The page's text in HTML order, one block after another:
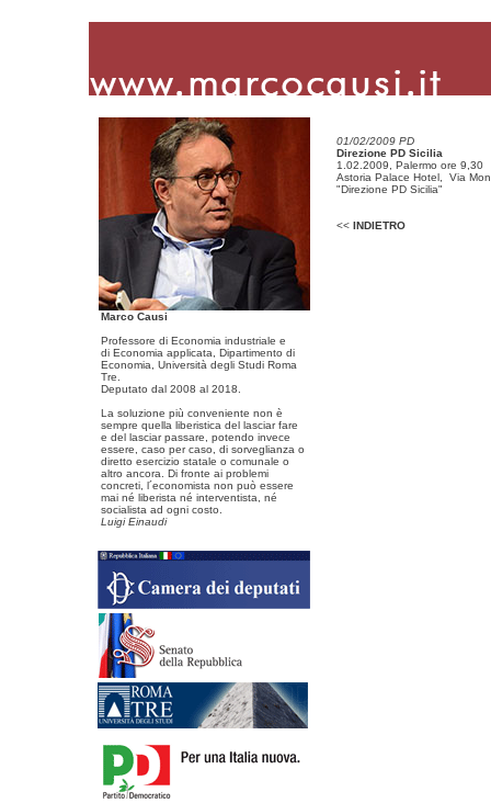
Marco Causi
Professore di Economia industriale e
di Economia applicata, Dipartimento di
Economia, Università degli Studi Roma
Tre.
Deputato dal 2008 al 2018.
La soluzione più conveniente non è
sempre quella liberistica del lasciar fare
e del lasciar passare, potendo invece
essere, caso per caso, di sorveglianza o
diretto esercizio statale o comunale o
altro ancora. Di fronte ai problemi
concreti, l´economista non può essere
mai né liberista né interventista, né
socialista ad ogni costo.
Luigi Einaudi
01/02/2009 PD
Direzione PD Sicilia
1.02.2009, Palermo ore 9,30
Astoria Palace Hotel, Via
"Direzione PD Sicilia"
<< INDIETRO